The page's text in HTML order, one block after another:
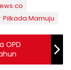
Pilkada Mamuju
OPD